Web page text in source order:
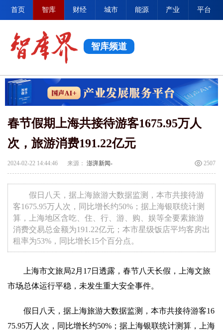
首页 智库 财经 城市 能源 产业 平台
智库频道
春节假期上海共接待游客1675.95万人
次，旅游消费191.22亿元
2024-02-22 14:44:46 来源： 澎湃新闻- 2507
假日八天，据上海旅游大数据监测，本市共接待游
客1675.95万人次，同比增长约50%；据上海银联统计测
算，上海地区含吃、住、行、游、购、娱等全要素旅游
消费交易总金额为191.22亿元；本市星级饭店平均客房出
租率为53%，同比增长15个百分点。
上海市文旅局2月17日透露，春节八天长假，上海文旅
市场总体运行平稳，未发生重大安全事件。
假日八天，据上海旅游大数据监测，本市共接待游客16
75.95万人次，同比增长约50%；据上海银联统计测算，上海